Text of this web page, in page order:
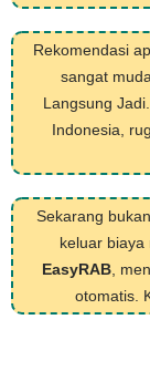
Rekomendasi
sangat
Langsung
Indonesia,
Sekarang
keluar biaya
EasyRAB,
otomatis.